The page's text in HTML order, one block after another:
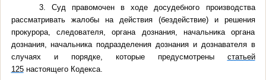
3. Суд правомочен в ходе досудебного производства
рассматривать жалобы на действия (бездействие) и решения
прокурора, следователя, органа дознания, начальника органа
дознания, начальника подразделения дознания и дознавателя в
случаях и порядке, которые предусмотрены статьей
125настоящего Кодекса.